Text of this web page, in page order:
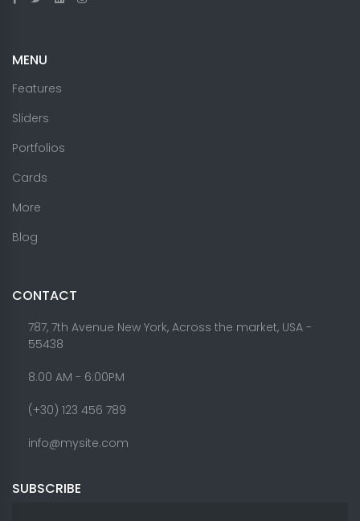
MENU
Features
Sliders
Portfolios
Cards
More
Blog
CONTACT
787, 7th Avenue New York, Across the market, USA -
55438
8.00 AM - 6:00PM
(+30) 123 456 789
info@mysite.com
SUBSCRIBE